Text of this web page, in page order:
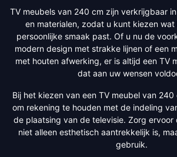
TV meubels van 240 cm zijn verkrijgbaar
en materialen, zodat u kunt kiezen
persoonlijke smaak past. Of u nu de
modern design met strakke lijnen of een
met houten afwerking, er is altijd een TV
dat aan uw wensen
Bij het kiezen van een TV meubel van
om rekening te houden met de indeling
de plaatsing van de televisie. Zorg
niet alleen esthetisch aantrekkelijk is,
gebruik.